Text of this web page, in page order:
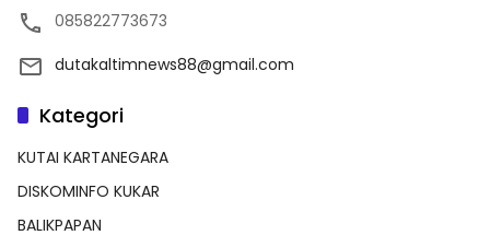
085822773673
dutakaltimnews88@gmail.com
Kategori
KUTAI KARTANEGARA
DISKOMINFO KUKAR
BALIKPAPAN